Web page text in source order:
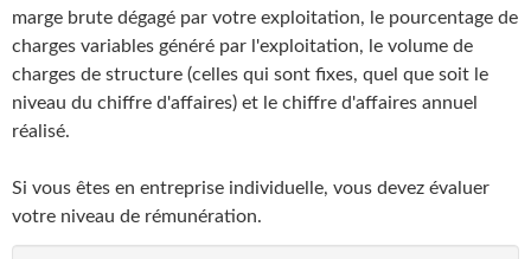
marge brute dégagé par votre exploitation, le pourcentage de
charges variables généré par l'exploitation, le volume de
charges de structure (celles qui sont fixes, quel que soit le
niveau du chiffre d'affaires) et le chiffre d'affaires annuel
réalisé.
Si vous êtes en entreprise individuelle, vous devez évaluer
votre niveau de rémunération.